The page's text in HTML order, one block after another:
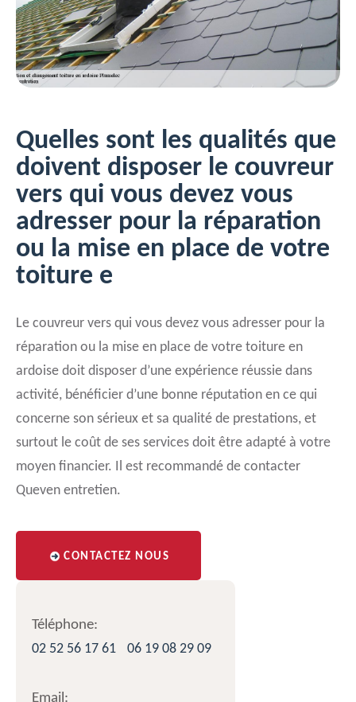
Quelles sont les qualités que
doivent disposer le couvreur
vers qui vous devez vous
adresser pour la réparation
ou la mise en place de votre
toiture e
Le couvreur vers qui vous devez vous adresser pour la
réparation ou la mise en place de votre toiture en
ardoise doit disposer d’une expérience réussie dans
activité, bénéficier d’une bonne réputation en ce qui
concerne son sérieux et sa qualité de prestations, et
surtout le coût de ses services doit être adapté à votre
moyen financier. Il est recommandé de contacter
Queven entretien.
CONTACTEZ NOUS
Téléphone:
02 52 56 17 61
06 19 08 29 09
Email: